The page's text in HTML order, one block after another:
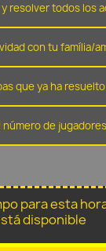
resolver todos los
con tu família/
que ya ha
de
para esta
disponible